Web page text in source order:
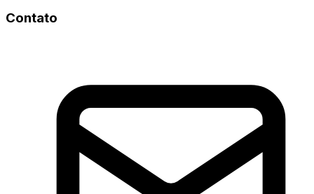
Contato